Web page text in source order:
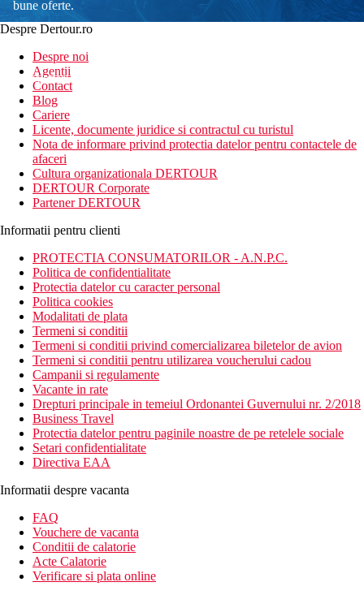
bune oferte.
newsletter!
Despre Dertour.ro
Despre noi
Agentii
Contact
Blog
Cariere
Licente, documente juridice si contractul cu turistul
Nota de informare privind protectia datelor pentru contactele de
afaceri
Cultura organizationala DERTOUR
DERTOUR Corporate
Partener DERTOUR
Informatii pentru clienti
PROTECTIA CONSUMATORILOR - A.N.P.C.
Politica de confidentialitate
Protectia datelor cu caracter personal
Politica cookies
Modalitati de plata
Termeni si conditii
Termeni si conditii privind comercializarea biletelor de avion
Termeni si conditii pentru utilizarea voucherului cadou
Campanii si regulamente
Vacante in rate
Drepturi principale in temeiul Ordonantei Guvernului nr. 2/2018
Business Travel
Protectia datelor pentru paginile noastre de pe retelele sociale
Setari confidentialitate
Directiva EAA
Informatii despre vacanta
FAQ
Vouchere de vacanta
Conditii de calatorie
Acte Calatorie
Verificare si plata online